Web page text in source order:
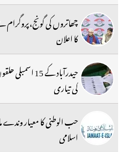
چھاتروں کی گونج،پروگرام
کا اعلان
کی تیاری
حب الوطنی کا معیار وندے
اسلامی